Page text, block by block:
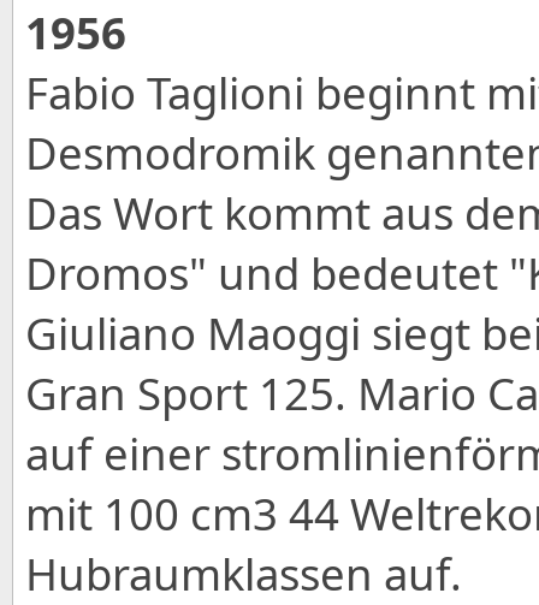
1956
Fabio Taglioni beginnt
Desmodromik
Das Wort kommt aus
Dromos" und bedeutet
Giuliano Maoggi siegt
Gran Sport 125. Mario
auf einer
mit 100 cm3 44
Hubraumklassen auf.